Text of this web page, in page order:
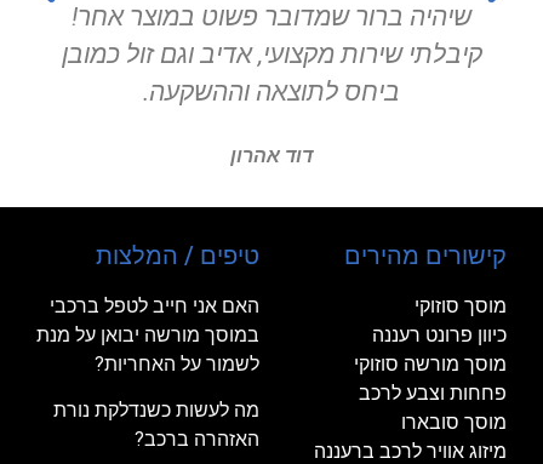
שיהיה ברור שמדובר פשוט במוצר אחר!
קיבלתי שירות מקצועי, אדיב וגם זול כמובן
ביחס לתוצאה וההשקעה.
דוד אהרון
קישורים מהירים
מוסך סוזוקי
כיוון פרונט רעננה
מוסך מורשה סוזוקי
פחחות וצבע לרכב
מוסך סובארו
מיזוג אוויר לרכב ברעננה
טיפים / המלצות
האם אני חייב לטפל ברכבי
במוסך מורשה יבואן על מנת
לשמור על האחריות?
מה לעשות כשנדלקת נורת
האזהרה ברכב?